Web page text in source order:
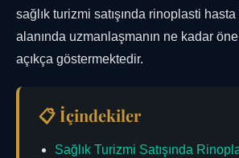
sağlık turizmi satışında rinoplasti
alanında uzmanlaşmanın ne kadar
açıkça göstermektedir.
📋 İçindekiler
Sağlık Turizmi Satışında